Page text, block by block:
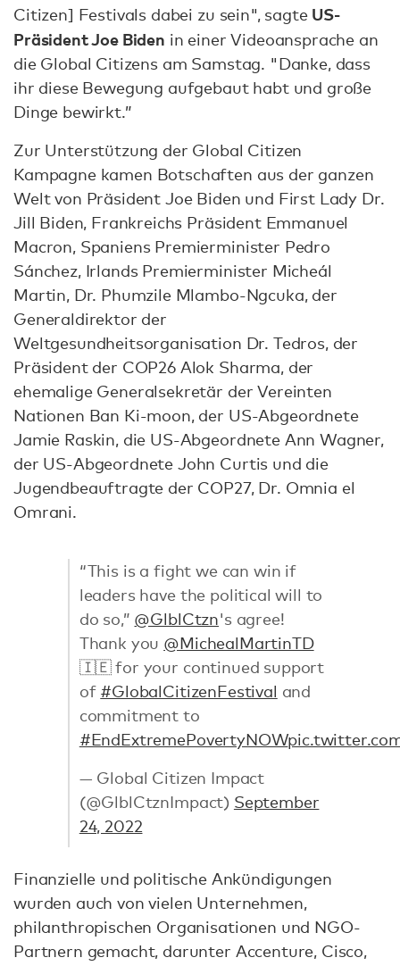
Citizen] Festivals dabei zu sein", sagte US-
Präsident Joe Biden in einer Videoansprache an
die Global Citizens am Samstag. "Danke, dass
ihr diese Bewegung aufgebaut habt und große
Dinge bewirkt.”
Zur Unterstützung der Global Citizen
Kampagne kamen Botschaften aus der ganzen
Welt von Präsident Joe Biden und First Lady Dr.
Jill Biden, Frankreichs Präsident Emmanuel
Macron, Spaniens Premierminister Pedro
Sánchez, Irlands Premierminister Micheál
Martin, Dr. Phumzile Mlambo-Ngcuka, der
Generaldirektor der
Weltgesundheitsorganisation Dr. Tedros, der
Präsident der COP26 Alok Sharma, der
ehemalige Generalsekretär der Vereinten
Nationen Ban Ki-moon, der US-Abgeordnete
Jamie Raskin, die US-Abgeordnete Ann Wagner,
der US-Abgeordnete John Curtis und die
Jugendbeauftragte der COP27, Dr. Omnia el
Omrani.
“This is a fight we can win if
leaders have the political will to
do so,” @GlblCtzn's agree!
Thank you @MichealMartinTD
🇮🇪 for your continued support
of #GlobalCitizenFestival and
commitment to
#EndExtremePovertyNOW
— Global Citizen Impact
(@GlblCtznImpact) September
24, 2022
Finanzielle und politische Ankündigungen
wurden auch von vielen Unternehmen,
philanthropischen Organisationen und NGO-
Partnern gemacht, darunter Accenture, Cisco,